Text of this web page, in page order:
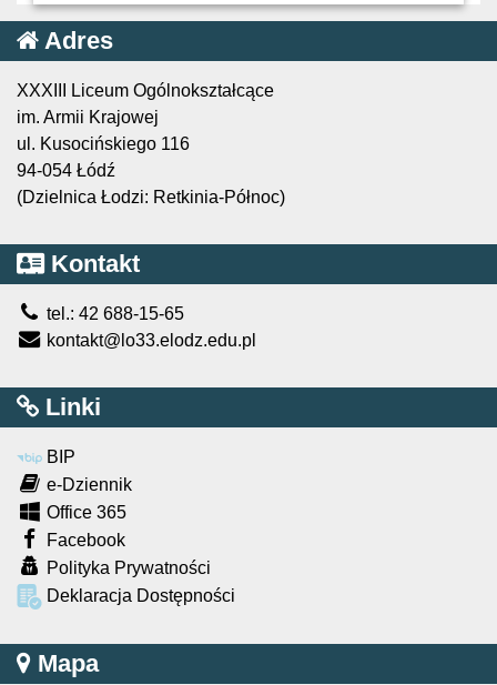
Adres
XXXIII Liceum Ogólnokształcące
im. Armii Krajowej
ul. Kusocińskiego 116
94-054 Łódź
(Dzielnica Łodzi: Retkinia-Północ)
Kontakt
tel.: 42 688-15-65
kontakt@lo33.elodz.edu.pl
Linki
BIP
e-Dziennik
Office 365
Facebook
Polityka Prywatności
Deklaracja Dostępności
Mapa